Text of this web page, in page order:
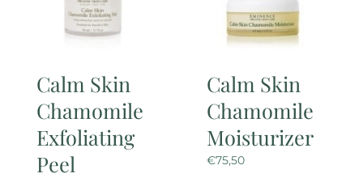
Calm Skin
Chamomile
Exfoliating
Peel
Calm Skin
Chamomile
Moisturizer
€75,50